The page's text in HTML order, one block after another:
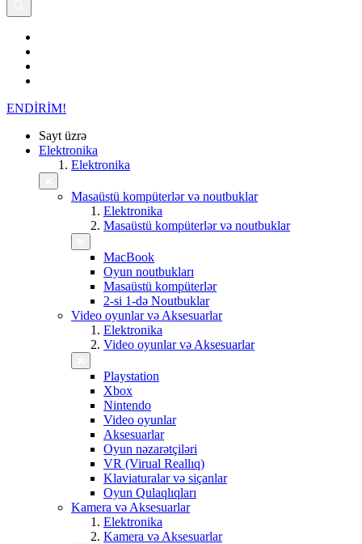
ENDİRİM!
Sayt üzrə
Elektronika
Elektronika
Masaüstü kompüterlər və noutbuklar
Elektronika
Masaüstü kompüterlər və noutbuklar
MacBook
Oyun noutbukları
Masaüstü kompüterlər
2-si 1-də Noutbuklar
Video oyunlar və Aksesuarlar
Elektronika
Video oyunlar və Aksesuarlar
Playstation
Xbox
Nintendo
Video oyunlar
Aksesuarlar
Oyun nəzarətçiləri
VR (Virual Reallıq)
Klaviaturalar və siçanlar
Oyun Qulaqlıqları
Kamera və Aksesuarlar
Elektronika
Kamera və Aksesuarlar